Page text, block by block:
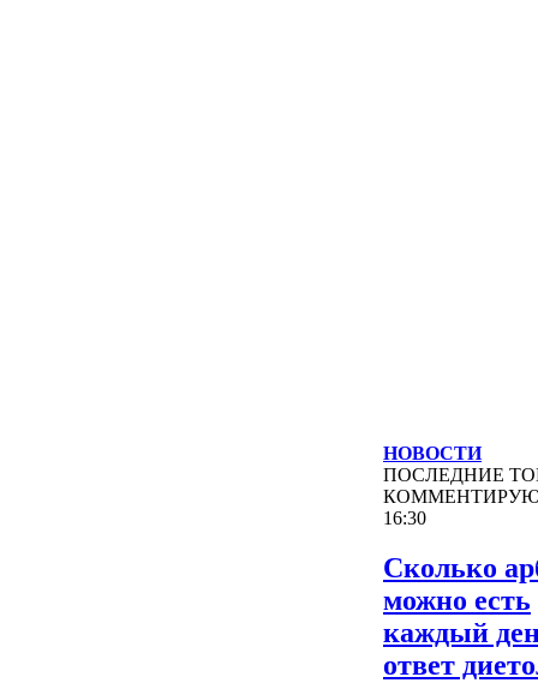
НОВОСТИ
ПОСЛЕДНИЕ
16:30
Сколько
можно есть
каждый
ответ